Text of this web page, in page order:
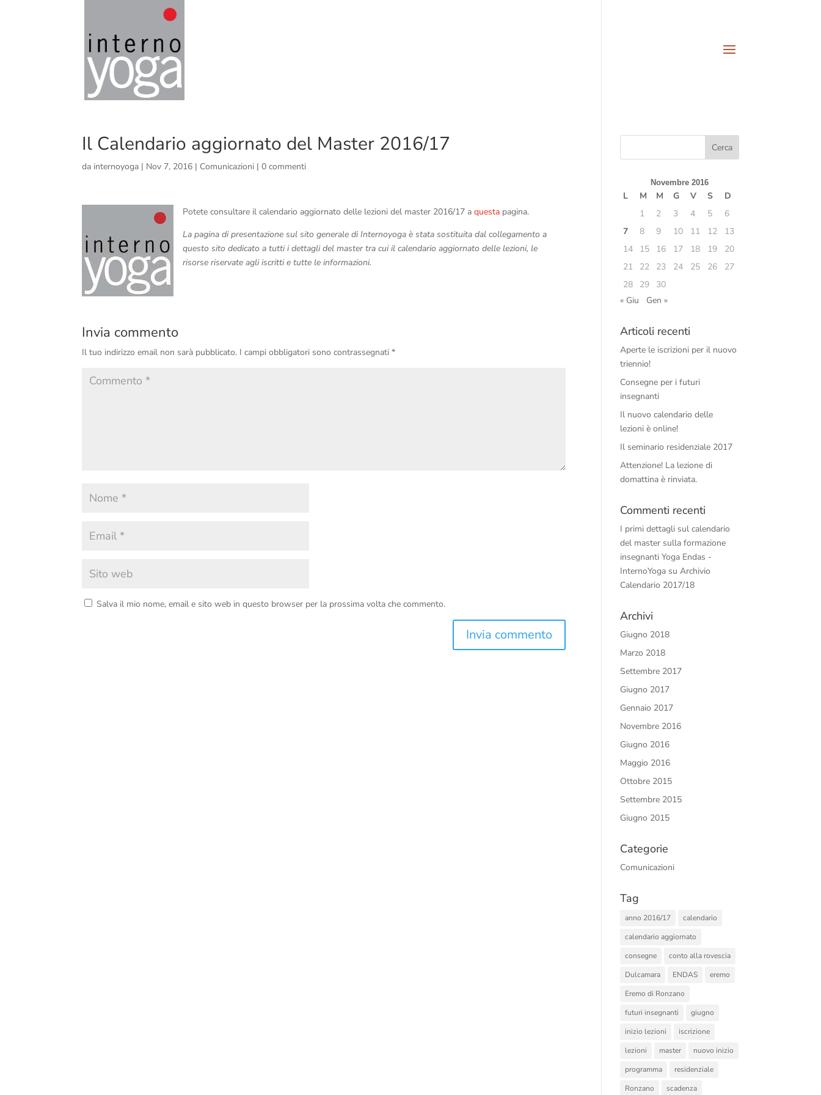
Il Calendario aggiornato del Master 2016/17
da internoyoga | Nov 7, 2016 | Comunicazioni |0 commenti
Potete consultare il calendario aggiornato delle lezioni del master 2016/17 aquesta pagina.
La pagina di presentazione sul sito generale di Internoyoga è stata sostituita dal collegamento a
questo sito dedicato a tutti i dettagli del master tra cui il calendario aggiornato delle lezioni, le
risorse riservate agli iscritti e tutte le informazioni.
Invia commento
Il tuo indirizzo email non sarà pubblicato. I campi obbligatori sono contrassegnati*
Salva il mio nome, email e sito web in questo browser per la prossima volta che commento.
Novembre 2016
L M M G V S
D
1
2 3 4 5
6
7
8 9 10 11 12
13
14
15 16 17 18 19
20
21
22 23 24 25 26
27
28
29
30
« Giu
Gen »
Articoli recenti
Aperte le iscrizioni per il nuovo
triennio!
Consegne per i futuri
insegnanti
Il nuovo calendario delle
lezioni è online!
Il seminario residenziale 2017
Attenzione! La lezione di
domattina è rinviata.
Commenti recenti
I primi dettagli sul calendario
del master sulla formazione
insegnanti Yoga Endas -
InternoYoga suArchivio
Calendario 2017/18
Archivi
Giugno 2018
Marzo 2018
Settembre 2017
Giugno 2017
Gennaio 2017
Novembre 2016
Giugno 2016
Maggio 2016
Ottobre 2015
Settembre 2015
Giugno 2015
Categorie
Comunicazioni
Tag
anno 2016/17
calendario
calendario aggiornato
consegne
conto alla rovescia
Dulcamara
ENDAS
eremo
Eremo di Ronzano
futuri insegnanti
giugno
inizio lezioni
iscrizione
lezioni
master
nuovo inizio
programma
residenziale
Ronzano
scadenza